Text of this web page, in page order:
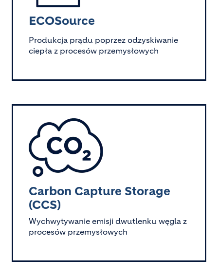
ECOSource
Produkcja prądu poprzez odzyskiwanie
ciepła z procesów przemysłowych
Image
Carbon Capture Storage
(CCS)
Wychwytywanie emisji dwutlenku węgla z
procesów przemysłowych